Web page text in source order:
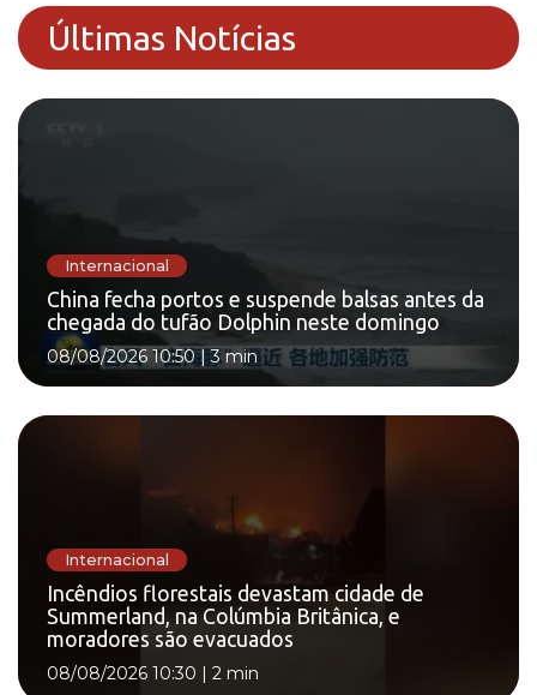
Últimas Notícias
Internacional
China fecha portos e suspende balsas antes da
chegada do tufão Dolphin neste domingo
08/08/2026 10:50|3 min
Internacional
Incêndios florestais devastam cidade de
Summerland, na Colúmbia Britânica, e
moradores são evacuados
08/08/2026 10:30 | 2 min